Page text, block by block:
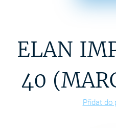
ELAN
40
Přidat do